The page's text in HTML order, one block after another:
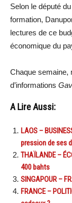
Selon le député
formation,
lectures de ce
économique du
Chaque semaine,
d’informations
A Lire Aussi:
LAOS –
pression de ses
THAÏLANDE –
400 bahts
SINGAPOUR –
FRANCE –